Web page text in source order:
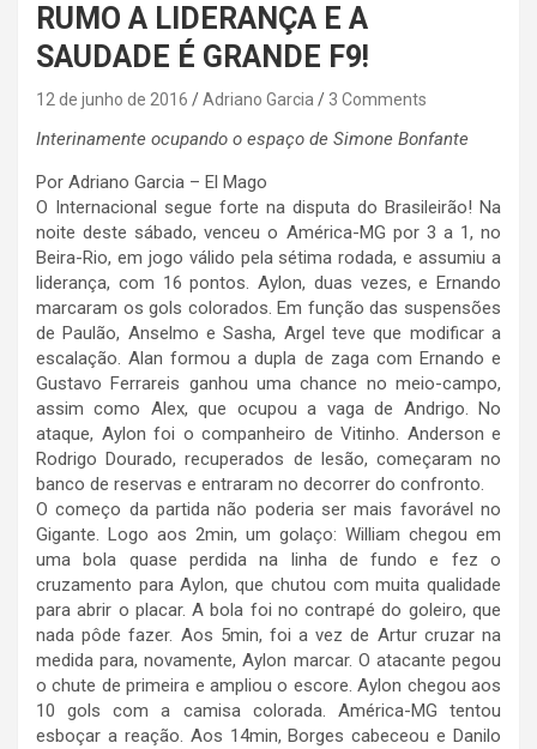
RUMO A LIDERANÇA E A
SAUDADE É GRANDE F9!
12 de junho de 2016 Adriano Garcia 3 Comments
Interinamente ocupando o espaço de Simone Bonfante
Por Adriano Garcia – El Mago
O Internacional segue forte na disputa do Brasileirão! Na
noite deste sábado, venceu o América-MG por 3 a 1, no
Beira-Rio, em jogo válido pela sétima rodada, e assumiu a
liderança, com 16 pontos. Aylon, duas vezes, e Ernando
marcaram os gols colorados. Em função das suspensões
de Paulão, Anselmo e Sasha, Argel teve que modificar a
escalação. Alan formou a dupla de zaga com Ernando e
Gustavo Ferrareis ganhou uma chance no meio-campo,
assim como Alex, que ocupou a vaga de Andrigo. No
ataque, Aylon foi o companheiro de Vitinho. Anderson e
Rodrigo Dourado, recuperados de lesão, começaram no
banco de reservas e entraram no decorrer do confronto.
O começo da partida não poderia ser mais favorável no
Gigante. Logo aos 2min, um golaço: William chegou em
uma bola quase perdida na linha de fundo e fez o
cruzamento para Aylon, que chutou com muita qualidade
para abrir o placar. A bola foi no contrapé do goleiro, que
nada pôde fazer. Aos 5min, foi a vez de Artur cruzar na
medida para, novamente, Aylon marcar. O atacante pegou
o chute de primeira e ampliou o escore. Aylon chegou aos
10 gols com a camisa colorada. América-MG tentou
esboçar a reação. Aos 14min, Borges cabeceou e Danilo